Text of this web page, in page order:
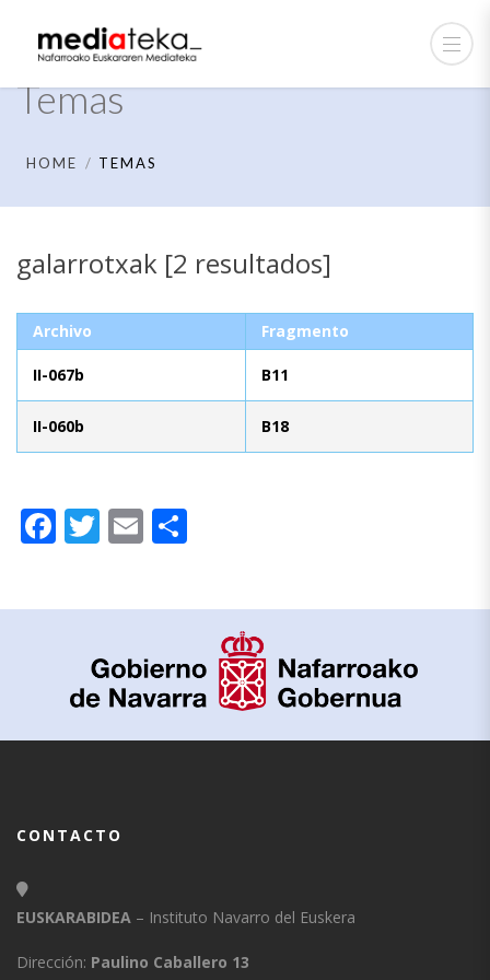
Temas
HOME TEMAS
galarrotxak [2 resultados]
Archivo Fragmento
II-067b B11
II-060b B18
Facebook
Twitter
Email
CONTACTO
EUSKARABIDEA – Instituto Navarro del Euskera
Dirección: Paulino Caballero 13